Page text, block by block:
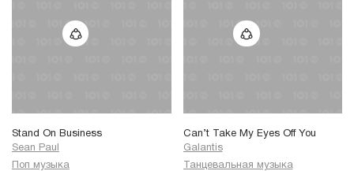
Stand On Business
Sean Paul
Поп музыка
Can’t Take My Eyes Off You
Galantis
Танцевальная музыка